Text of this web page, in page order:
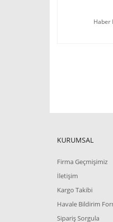
Haber
KURUMSAL
Firma Geçmişimiz
İletişim
Kargo Takibi
Havale Bildirim
Sipariş Sorgula